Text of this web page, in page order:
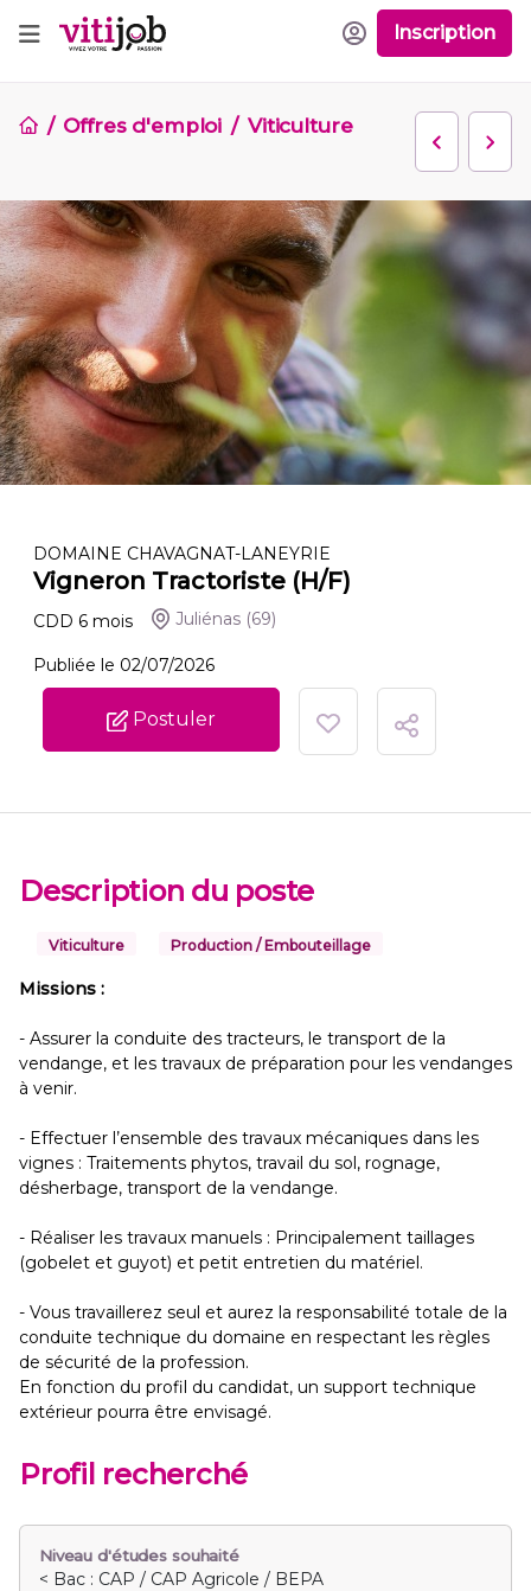
Inscription
Offres d'emploi Viticulture
DOMAINE CHAVAGNAT-LANEYRIE
Vigneron Tractoriste (H/F)
CDD 6 mois Juliénas (69)
Publiée le 02/07/2026
Postuler
Description du poste
Viticulture Production / Embouteillage
Missions :
- Assurer la conduite des tracteurs, le transport de la
vendange, et les travaux de préparation pour les vendanges
à venir.
- Effectuer l’ensemble des travaux mécaniques dans les
vignes : Traitements phytos, travail du sol, rognage,
désherbage, transport de la vendange.
- Réaliser les travaux manuels : Principalement taillages
(gobelet et guyot) et petit entretien du matériel.
- Vous travaillerez seul et aurez la responsabilité totale de la
conduite technique du domaine en respectant les règles
de sécurité de la profession.
En fonction du profil du candidat, un support technique
extérieur pourra être envisagé.
Profil recherché
Niveau d'études souhaité
< Bac : CAP / CAP Agricole / BEPA